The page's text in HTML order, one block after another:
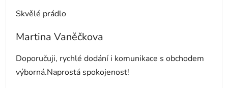
Skvělé prádlo
Martina Vaněčkova
Doporučuji, rychlé dodání i komunikace s obchodem
výborná.Naprostá spokojenost!